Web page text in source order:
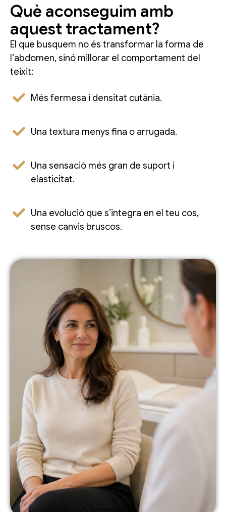
Què aconseguim amb
aquest tractament?
El que busquem no és transformar la forma de
l’abdomen, sinó millorar el comportament del
teixit:
Més fermesa i densitat cutània.
Una textura menys fina o arrugada.
Una sensació més gran de suport i
elasticitat.
Una evolució que s’integra en el teu cos,
sense canvis bruscos.